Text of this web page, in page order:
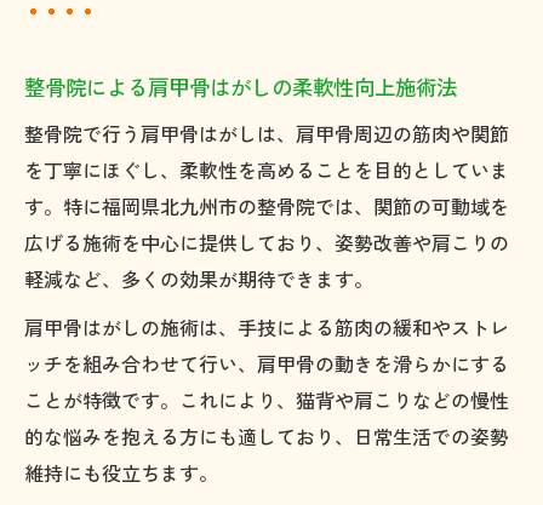
整骨院による肩甲骨はがしの柔軟性向上施術法
整骨院で行う肩甲骨はがしは、肩甲骨周辺の筋肉や関節
を丁寧にほぐし、柔軟性を高めることを目的としていま
す。特に福岡県北九州市の整骨院では、関節の可動域を
広げる施術を中心に提供しており、姿勢改善や肩こりの
軽減など、多くの効果が期待できます。
肩甲骨はがしの施術は、手技による筋肉の緩和やストレ
ッチを組み合わせて行い、肩甲骨の動きを滑らかにする
ことが特徴です。これにより、猫背や肩こりなどの慢性
的な悩みを抱える方にも適しており、日常生活での姿勢
維持にも役立ちます。